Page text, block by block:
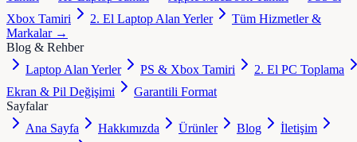
Xbox Tamiri
2. El Laptop Alan Yerler
Tüm Hizmetler &
Markalar →
Blog & Rehber
Laptop Alan Yerler
PS & Xbox Tamiri
2. El PC Toplama
Ekran & Pil Değişimi
Garantili Format
Sayfalar
Ana Sayfa
Hakkımızda Ürünler Blog
İletişim